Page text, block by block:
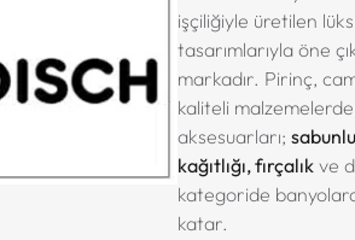
işçiliğiyle üretilen
tasarımlarıyla öne
markadır. Pirinç,
kaliteli
aksesuarları;
kağıtlığı, fırçalık ve
kategoride
katar.